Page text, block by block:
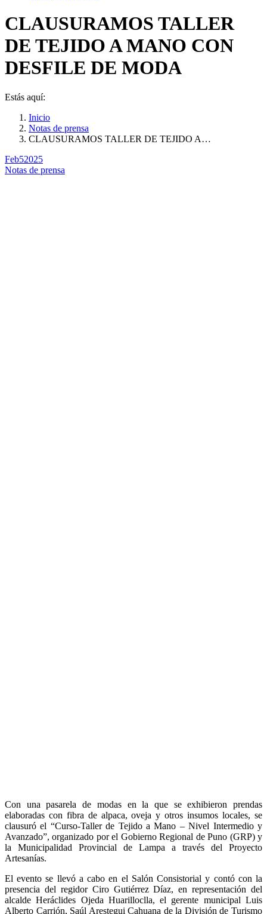
CLAUSURAMOS TALLER
DE TEJIDO A MANO CON
DESFILE DE MODA
Estás aquí:
Inicio
Notas de prensa
CLAUSURAMOS TALLER DE TEJIDO A…
Feb52025
Notas de prensa
Con una pasarela de modas en la que se exhibieron prendas
elaboradas con fibra de alpaca, oveja y otros insumos locales, se
clausuró el “Curso-Taller de Tejido a Mano – Nivel Intermedio y
Avanzado”, organizado por el Gobierno Regional de Puno (GRP) y
la Municipalidad Provincial de Lampa a través del Proyecto
Artesanías.
El evento se llevó a cabo en el Salón Consistorial y contó con la
presencia del regidor Ciro Gutiérrez Díaz, en representación del
alcalde Heráclides Ojeda Huarilloclla, el gerente municipal Luis
Alberto Carrión, Saúl Arestegui Cahuana de la División de Turismo